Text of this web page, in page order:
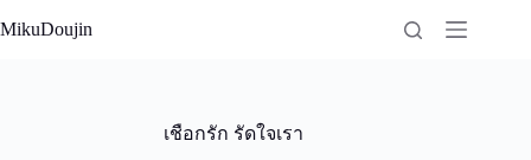
to
MikuDoujin
เชือกรัก รัดใจเรา